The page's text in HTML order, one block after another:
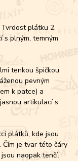
plátku 2.
s plným, temným
tenkou špičkou
pevným
k patce) a
artikulací s
plátků, kde jsou
je tvar této čáry
naopak tenčí.